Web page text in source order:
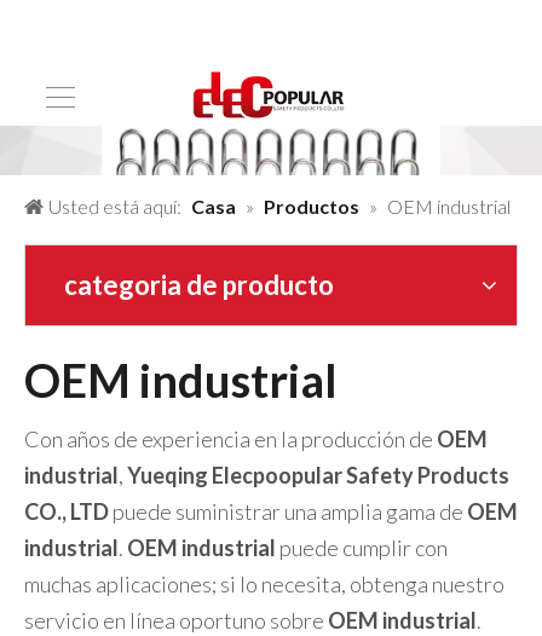
Usted está aquí: Casa » Productos » OEM industrial
categoria de producto
OEM industrial
Con años de experiencia en la producción de OEM
industrial,Yueqing Elecpoopular Safety Products
CO., LTDpuede suministrar una amplia gama de OEM
industrial. OEM industrial puede cumplir con
muchas aplicaciones; si lo necesita, obtenga nuestro
servicio en línea oportuno sobre OEM industrial.